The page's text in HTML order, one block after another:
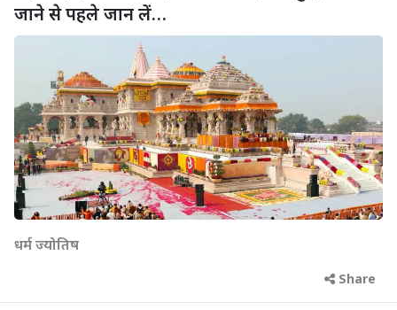
जाने से पहले जान लें…
धर्म ज्योतिष
Share